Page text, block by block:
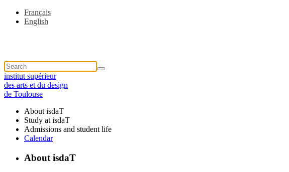
Français
English
institut supérieur
des arts et du design
de Toulouse
About isdaT
Study at isdaT
Admissions and student life
Calendar
About isdaT